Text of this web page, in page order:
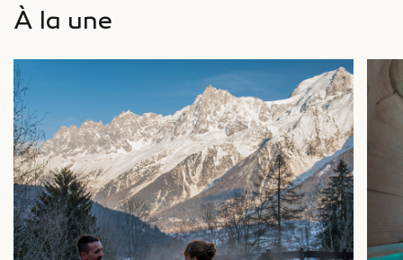
À la une